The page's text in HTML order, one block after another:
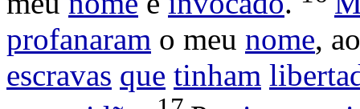
profanaram o meu nome,
escravas que tinham